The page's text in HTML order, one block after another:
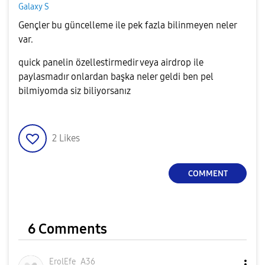
Galaxy S
Gençler bu güncelleme ile pek fazla bilinmeyen neler
var.
quick panelin özellestirmedir veya airdrop ile
paylasmadıronlardan başka neler geldi ben pel
bilmiyomda siz biliyorsanız
2 Likes
COMMENT
6 Comments
ErolEfe_A36